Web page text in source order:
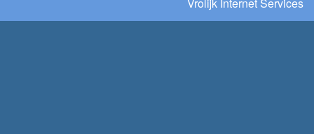
Vrolijk Internet Services